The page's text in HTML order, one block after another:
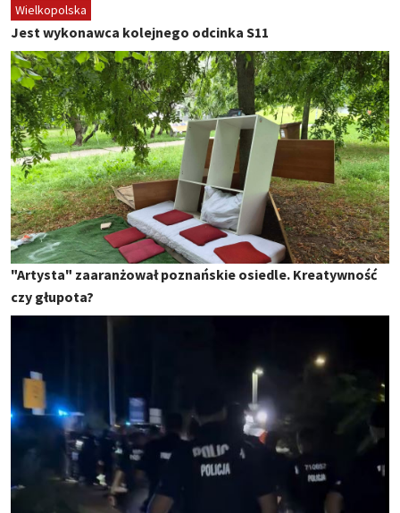
Wielkopolska
Jest wykonawca kolejnego odcinka S11
"Artysta" zaaranżował poznańskie osiedle. Kreatywność
czy głupota?